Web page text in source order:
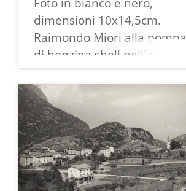
dimensioni 10x14,5cm.
Raimondo Miori alla pompa
di benzina shell nell'atto di
rifornire una moto. Sul
davanti due bambini, uno
(probabile nipote di
Raimondo) aiuta a
sorreggere il tubo della
pompa.
Si nota il funzionamento